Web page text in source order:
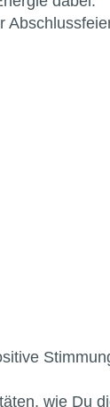
wie Du